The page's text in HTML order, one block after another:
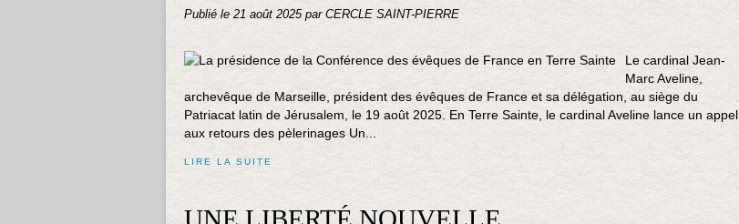
Publié le 21 août 2025 par CERCLE SAINT-PIERRE
Le cardinal Jean-
Marc Aveline,
archevêque de Marseille, président des évêques de France et sa délégation, au siège du
Patriacat latin de Jérusalem, le 19 août 2025. En Terre Sainte, le cardinal Aveline lance un appel
aux retours des pèlerinages Un...
LIRE LA SUITE